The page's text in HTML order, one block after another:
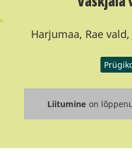
Harjumaa, Rae
Liitumine on